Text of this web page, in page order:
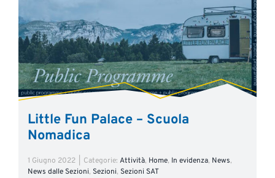
Little Fun Palace – Scuola
Nomadica
1 Giugno 2022 Categorie: Attività, Home, In evidenza, News,
News dalle Sezioni, Sezioni, Sezioni SAT